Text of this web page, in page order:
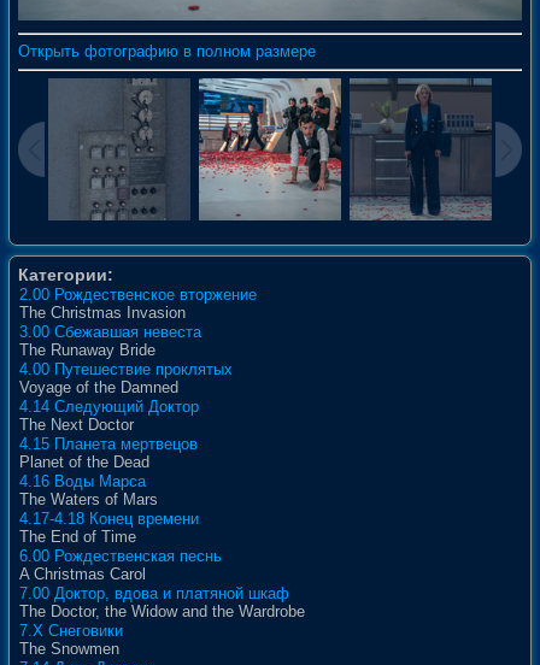
Открыть фотографию в полном размере
Категории:
2.00 Рождественское вторжение
The Christmas Invasion
3.00 Сбежавшая невеста
The Runaway Bride
4.00 Путешествие проклятых
Voyage of the Damned
4.14 Следующий Доктор
The Next Doctor
4.15 Планета мертвецов
Planet of the Dead
4.16 Воды Марса
The Waters of Mars
4.17-4.18 Конец времени
The End of Time
6.00 Рождественская песнь
A Christmas Carol
7.00 Доктор, вдова и платяной шкаф
The Doctor, the Widow and the Wardrobe
7.X Снеговики
The Snowmen